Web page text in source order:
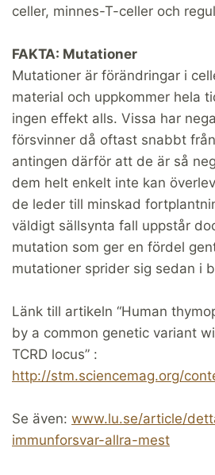
celler, minnes-T-celler och
FAKTA: Mutationer
Mutationer är förändringar i
material och uppkommer hela
ingen effekt alls. Vissa har
försvinner då oftast snabbt
antingen därför att de är så
dem helt enkelt inte kan
de leder till minskad
väldigt sällsynta fall uppstår
mutation som ger en fördel
mutationer sprider sig sedan i
Länk till artikeln “Human
by a common genetic variant
TCRD locus” :
http://stm.sciencemag.org/
Se även: www.lu.se/article/
immunforsvar-allra-mest